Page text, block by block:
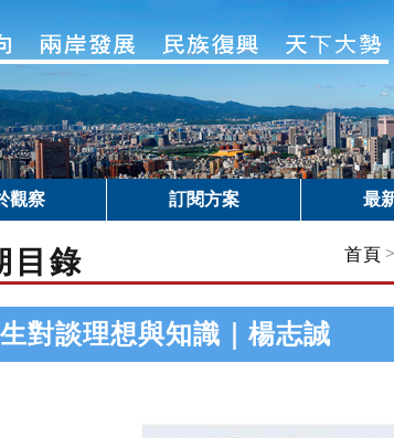
觀察 訂閱方案 最
目錄 首頁 >
對談理想與知識｜楊志誠